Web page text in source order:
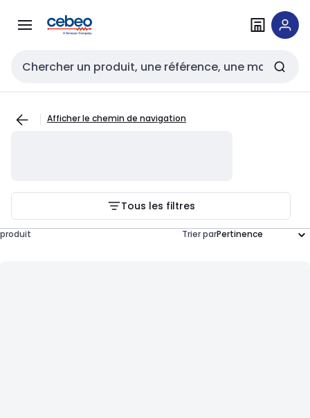
navigationau
Entrée de recherche
Afficher le chemin de navigation
Tous les filtres
produit Trier par